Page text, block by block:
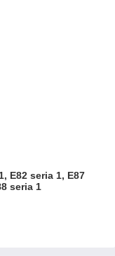
E82 seria 1, E87
seria 1